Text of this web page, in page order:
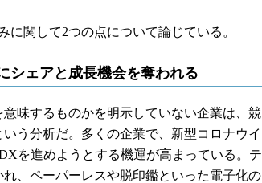
関して2つの点について論じている。
シェアと成長機会を奪われる
味するものかを明示していない企業は、競
う分析だ。多くの企業で、新型コロナウイ
を進めようとする機運が高まっている。テ
、ペーパーレスや脱印鑑といった電子化の